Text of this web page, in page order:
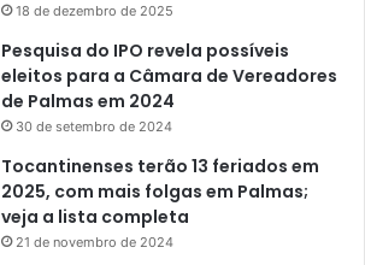
18 de dezembro de 2025
Pesquisa do IPO revela possíveis
eleitos para a Câmara de Vereadores
de Palmas em 2024
30 de setembro de 2024
Tocantinenses terão 13 feriados em
2025, com mais folgas em Palmas;
veja a lista completa
21 de novembro de 2024